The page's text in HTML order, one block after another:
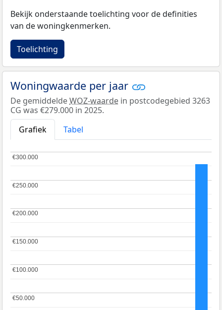
Bekijk onderstaande toelichting voor de definities
van de woningkenmerken.
Toelichting
Woningwaarde per jaar
De gemiddeldeWOZ-waarde in postcodegebied 3263
CG was €279.000 in 2025.
Grafiek
Tabel
€50.000
€50.000
€100.000
€100.000
€150.000
€150.000
€200.000
€200.000
€250.000
€250.000
€300.000
€300.000